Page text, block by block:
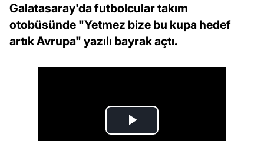
Galatasaray'da futbolcular takım
otobüsünde "Yetmez bize bu kupa hedef
artık Avrupa" yazılı bayrak açtı.